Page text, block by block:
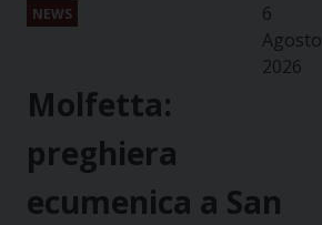
NEWS
6
Agosto
2026
Molfetta:
preghiera
ecumenica a San